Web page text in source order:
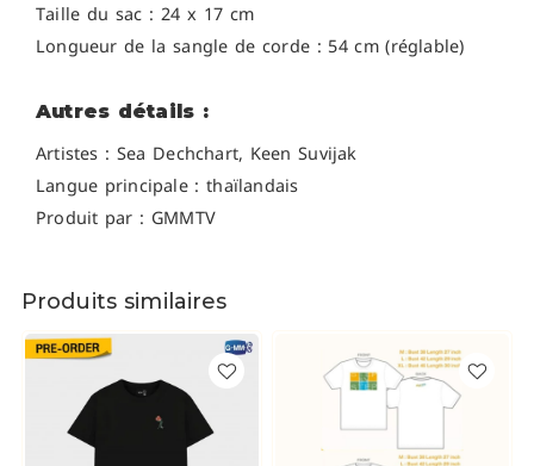
Taille du sac : 24 x 17 cm
Longueur de la sangle de corde : 54 cm (réglable)
Autres détails :
Artistes : Sea Dechchart, Keen Suvijak
Langue principale : thaïlandais
Produit par : GMMTV
Produits similaires